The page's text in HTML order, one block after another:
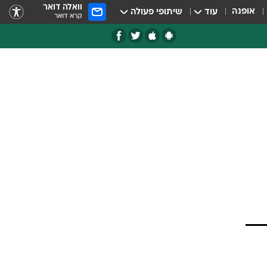
אופנה עוד שיתופי פעולה וואלה דואר
קרא דואר